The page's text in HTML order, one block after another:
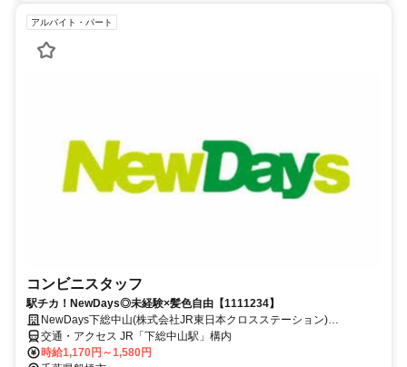
アルバイト・パート
コンビニスタッフ
駅チカ！NewDays◎未経験×髪色自由【1111234】
NewDays下総中山(株式会社JR東日本クロスステーション)
【1111234】
交通・アクセス JR「下総中山駅」構内
時給1,170円～1,580円